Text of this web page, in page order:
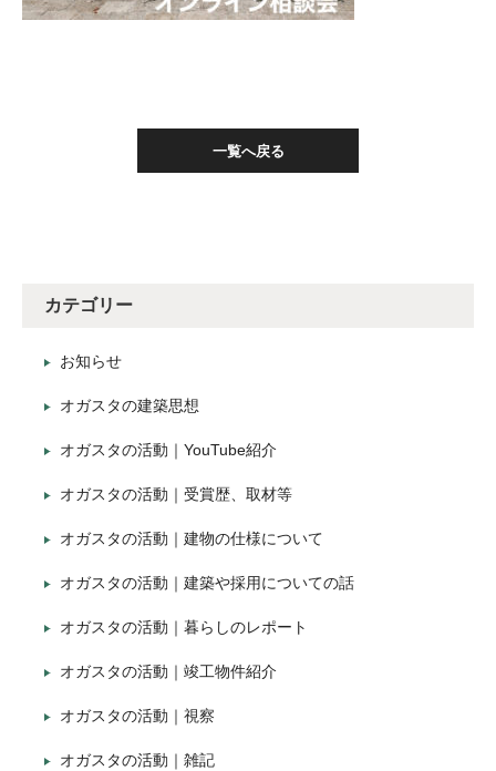
一覧へ戻る
カテゴリー
お知らせ
オガスタの建築思想
オガスタの活動｜YouTube紹介
オガスタの活動｜受賞歴、取材等
オガスタの活動｜建物の仕様について
オガスタの活動｜建築や採用についての話
オガスタの活動｜暮らしのレポート
オガスタの活動｜竣工物件紹介
オガスタの活動｜視察
オガスタの活動｜雑記